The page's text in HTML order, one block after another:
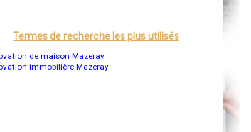
de-Marsan
Termes de recherche les plus utilisés
de maison Mazeray
immobilière Mazeray